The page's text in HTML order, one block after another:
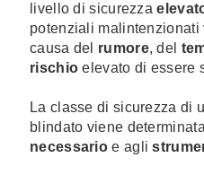
livello di sicurezza
potenziali malintenzionati
causa del rumore, del
rischio elevato di essere
La classe di sicurezza di
blindato viene
necessario e agli